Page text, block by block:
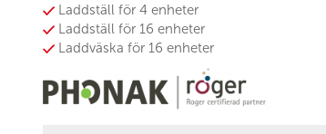
Laddställ för 4 enheter
Laddställ för 16 enheter
Laddväska för 16 enheter